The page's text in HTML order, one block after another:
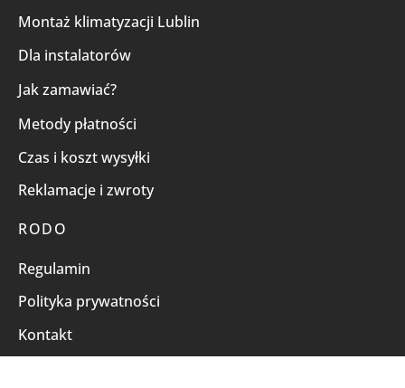
Montaż klimatyzacji Lublin
Dla instalatorów
Jak zamawiać?
Metody płatności
Czas i koszt wysyłki
Reklamacje i zwroty
RODO
Regulamin
Polityka prywatności
Kontakt